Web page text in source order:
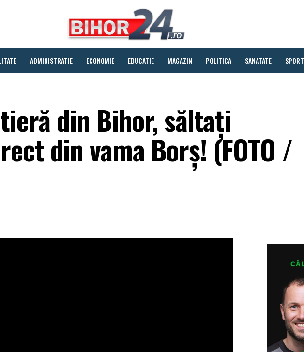
ADMINISTRATIE ECONOMIE EDUCATIE MAGAZIN POLITICA SANATATE SPORT
din Bihor, săltați
din vama Borș! (FOTO /